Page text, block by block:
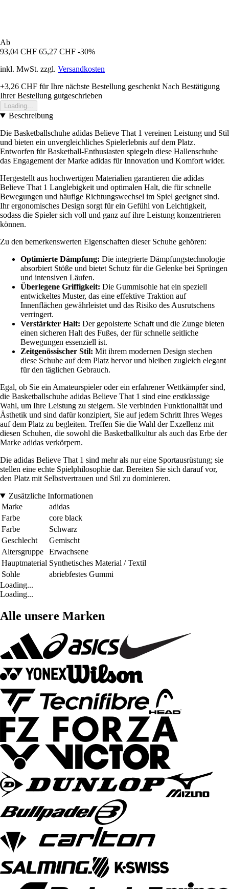
Ab
93,04 CHF 65,27 CHF -30%
inkl. MwSt. zzgl. Versandkosten
+3,26 CHF für Ihre nächste Bestellung geschenkt Nach Bestätigung
Ihrer Bestellung gutgeschrieben
Loading...
Beschreibung
Die Basketballschuhe adidas Believe That 1 vereinen Leistung und Stil
und bieten ein unvergleichliches Spielerlebnis auf dem Platz.
Entworfen für Basketball-Enthusiasten spiegeln diese Hallenschuhe
das Engagement der Marke adidas für Innovation und Komfort wider.
Hergestellt aus hochwertigen Materialien garantieren die adidas
Believe That 1 Langlebigkeit und optimalen Halt, die für schnelle
Bewegungen und häufige Richtungswechsel im Spiel geeignet sind.
Ihr ergonomisches Design sorgt für ein Gefühl von Leichtigkeit,
sodass die Spieler sich voll und ganz auf ihre Leistung konzentrieren
können.
Zu den bemerkenswerten Eigenschaften dieser Schuhe gehören:
Optimierte Dämpfung: Die integrierte Dämpfungstechnologie
absorbiert Stöße und bietet Schutz für die Gelenke bei Sprüngen
und intensiven Läufen.
Überlegene Griffigkeit: Die Gummisohle hat ein speziell
entwickeltes Muster, das eine effektive Traktion auf
Innenflächen gewährleistet und das Risiko des Ausrutschens
verringert.
Verstärkter Halt: Der gepolsterte Schaft und die Zunge bieten
einen sicheren Halt des Fußes, der für schnelle seitliche
Bewegungen essenziell ist.
Zeitgenössischer Stil: Mit ihrem modernen Design stechen
diese Schuhe auf dem Platz hervor und bleiben zugleich elegant
für den täglichen Gebrauch.
Egal, ob Sie ein Amateurspieler oder ein erfahrener Wettkämpfer sind,
die Basketballschuhe adidas Believe That 1 sind eine erstklassige
Wahl, um Ihre Leistung zu steigern. Sie verbinden Funktionalität und
Ästhetik und sind dafür konzipiert, Sie auf jedem Schritt Ihres Weges
auf dem Platz zu begleiten. Treffen Sie die Wahl der Exzellenz mit
diesen Schuhen, die sowohl die Basketballkultur als auch das Erbe der
Marke adidas verkörpern.
Die adidas Believe That 1 sind mehr als nur eine Sportausrüstung; sie
stellen eine echte Spielphilosophie dar. Bereiten Sie sich darauf vor,
den Platz mit Selbstvertrauen und Stil zu dominieren.
Zusätzliche Informationen
Marke
adidas
Farbe
core black
Farbe
Schwarz
Geschlecht
Gemischt
Altersgruppe
Erwachsene
Hauptmaterial Synthetisches Material / Textil
Sohle
abriebfestes Gummi
Loading...
Loading...
Alle unsere Marken